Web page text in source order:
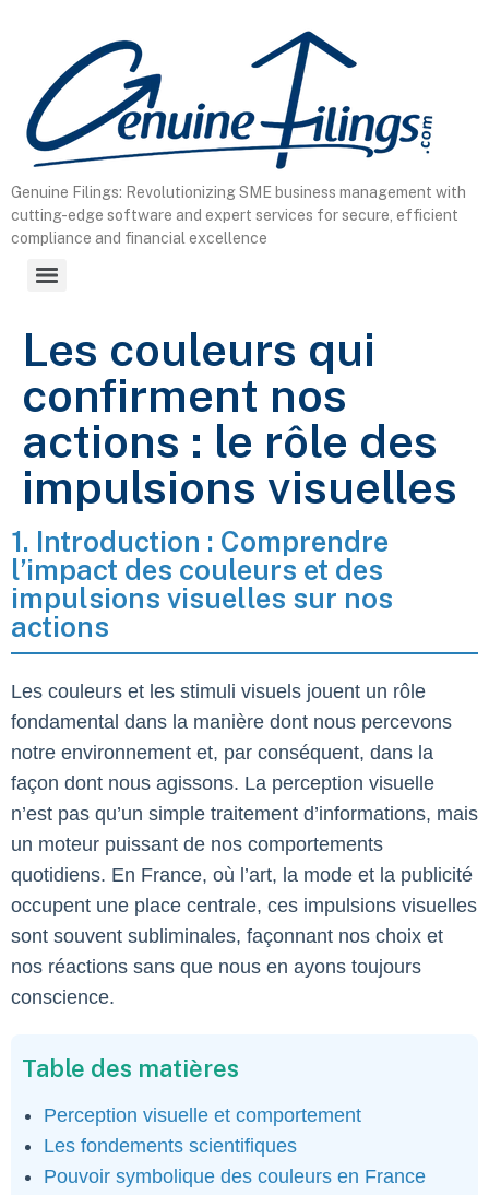
Genuine Filings: Revolutionizing SME business management with
cutting-edge software and expert services for secure, efficient
compliance and financial excellence
Les couleurs qui
confirment nos
actions : le rôle des
impulsions visuelles
1. Introduction : Comprendre
l’impact des couleurs et des
impulsions visuelles sur nos
actions
Les couleurs et les stimuli visuels jouent un rôle
fondamental dans la manière dont nous percevons
notre environnement et, par conséquent, dans la
façon dont nous agissons. La perception visuelle
n’est pas qu’un simple traitement d’informations, mais
un moteur puissant de nos comportements
quotidiens. En France, où l’art, la mode et la publicité
occupent une place centrale, ces impulsions visuelles
sont souvent subliminales, façonnant nos choix et
nos réactions sans que nous en ayons toujours
conscience.
Table des matières
Perception visuelle et comportement
Les fondements scientifiques
Pouvoir symbolique des couleurs en France